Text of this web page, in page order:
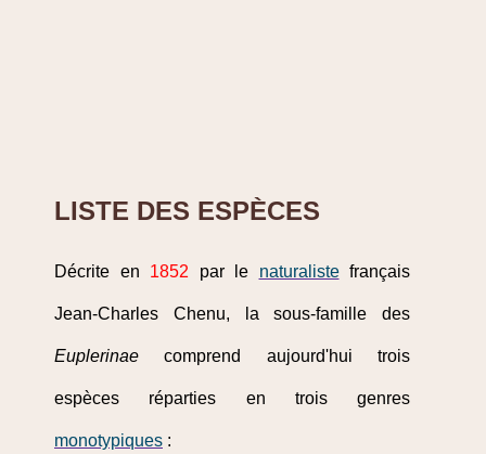
LISTE DES ESPÈCES
Décrite en 1852 par le naturalistefrançais
Jean-Charles Chenu, la sous-famille des
Euplerinae comprend aujourd'hui trois
espèces réparties en trois genres
monotypiques :